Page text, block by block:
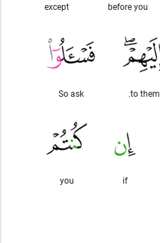
before you
except
to them.
So ask
if
you